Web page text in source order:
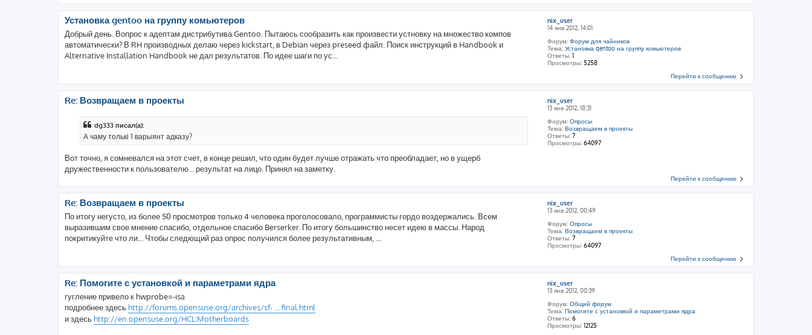
nix_user
14 янв 2012, 14:01
Форум: Форум для чайников
Тема: Установка gentoo на группу комьютеров
Ответы: 1
Просмотры: 5258
Установка gentoo на группу комьютеров
Добрый день. Вопрос к адептам дистрибутива Gentoo. Пытаюсь сообразить как произвести устновку на множество компов
автоматически? В RH производных делаю через kickstart, в Debian через preseed файл. Поиск инструкций в Handbook и
Alternative Installation Handbook не дал результатов. По идее шаги по ус...
Перейти к сообщению
nix_user
13 янв 2012, 18:31
Форум: Опросы
Тема: Возвращаем в проекты
Ответы: 7
Просмотры: 64097
Re: Возвращаем в проекты
dg333 писал(а):
А чаму толькі 1 варыянт адказу?
Вот точно, я сомневался на этот счет, в конце решил, что один будет лучше отражать что преобладает, но в ущерб
дружественности к пользователю... результат на лицо. Принял на заметку.
Перейти к сообщению
nix_user
13 янв 2012, 00:49
Форум: Опросы
Тема: Возвращаем в проекты
Ответы: 7
Просмотры: 64097
Re: Возвращаем в проекты
По итогу негусто, из более 50 просмотров только 4 человека проголосовало, программисты гордо воздержались. Всем
выразившим свое мнение спасибо, отдельное спасибо Berserker. По итогу большинство несет идею в массы. Народ
покритикуйте что ли... Чтобы следющий раз опрос получился более результативным, ...
Перейти к сообщению
nix_user
13 янв 2012, 00:39
Форум: Общий форум
Тема: Помогите с установкой и параметрами ядра
Ответы: 6
Просмотры: 12125
Re: Помогите с установкой и параметрами ядра
гугление привело к hwprobe=-isa
подробнее здесь http://forums.opensuse.org/archives/sf- ... final.html
и здесь http://en.opensuse.org/HCL:Motherboards